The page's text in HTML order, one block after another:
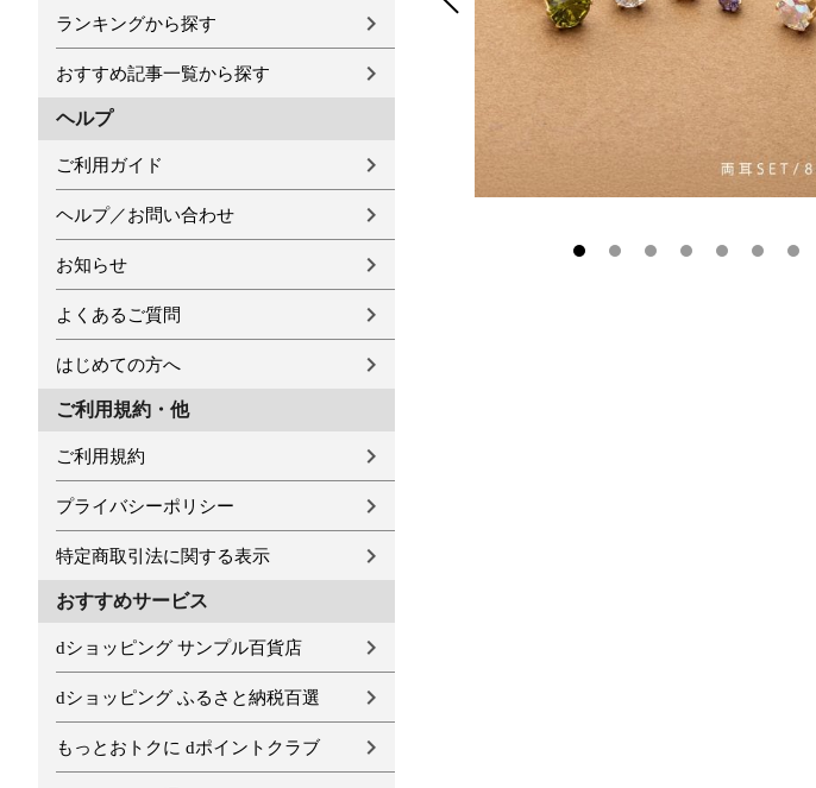
ランキングから探す
おすすめ記事一覧から探す
ヘルプ
ご利用ガイド
ヘルプ／お問い合わせ
お知らせ
よくあるご質問
はじめての方へ
ご利用規約・他
ご利用規約
プライバシーポリシー
特定商取引法に関する表示
おすすめサービス
dショッピング サンプル百貨店
dショッピング ふるさと納税百選
もっとおトクに dポイントクラブ